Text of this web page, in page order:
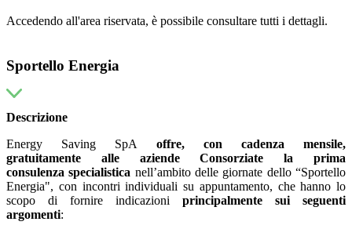
Accedendo all'area riservata, è possibile consultare tutti i dettagli.
Sportello Energia
Descrizione
Energy Saving SpA offre,
con cadenza mensile,
gratuitamente alle aziende Consorziate la prima
consulenza specialistica nell’ambito delle giornate dello “Sportello
Energia", con incontri individuali su appuntamento, che hanno lo
scopo di fornire indicazioni principalmente sui seguenti
argomenti: